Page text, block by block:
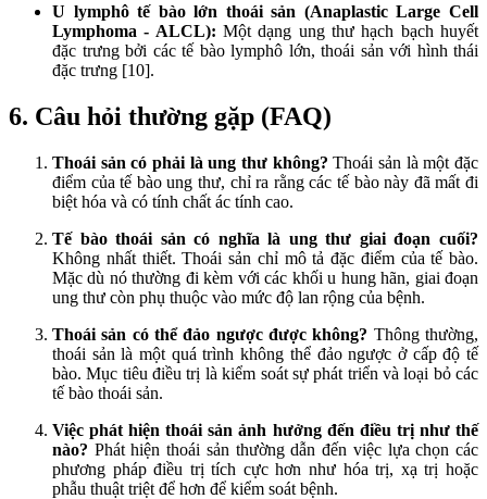
U lymphô tế bào lớn thoái sản (Anaplastic Large Cell
Lymphoma - ALCL): Một dạng ung thư hạch bạch huyết
đặc trưng bởi các tế bào lymphô lớn, thoái sản với hình thái
đặc trưng [10].
6. Câu hỏi thường gặp (FAQ)
Thoái sản có phải là ung thư không? Thoái sản là một đặc
điểm của tế bào ung thư, chỉ ra rằng các tế bào này đã mất đi
biệt hóa và có tính chất ác tính cao.
Tế bào thoái sản có nghĩa là ung thư giai đoạn cuối?
Không nhất thiết. Thoái sản chỉ mô tả đặc điểm của tế bào.
Mặc dù nó thường đi kèm với các khối u hung hãn, giai đoạn
ung thư còn phụ thuộc vào mức độ lan rộng của bệnh.
Thoái sản có thể đảo ngược được không? Thông thường,
thoái sản là một quá trình không thể đảo ngược ở cấp độ tế
bào. Mục tiêu điều trị là kiểm soát sự phát triển và loại bỏ các
tế bào thoái sản.
Việc phát hiện thoái sản ảnh hưởng đến điều trị như thế
nào? Phát hiện thoái sản thường dẫn đến việc lựa chọn các
phương pháp điều trị tích cực hơn như hóa trị, xạ trị hoặc
phẫu thuật triệt để hơn để kiểm soát bệnh.